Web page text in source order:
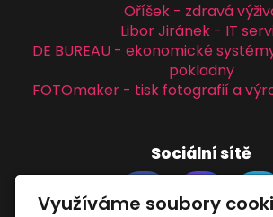
Oříšek - zdravá
Libor Jiránek - IT
DE BUREAU - ekonomické
pokladny
FOTOmaker - tisk fotografií a
Sociální sítě
Využíváme soubory